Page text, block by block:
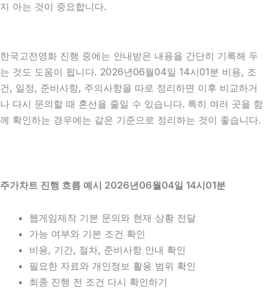
지 아는 것이 중요합니다.
한국고전영화 진행 중에는 안내받은 내용을 간단히 기록해 두
는 것도 도움이 됩니다. 2026년06월04일 14시01분 비용, 조
건, 일정, 준비사항, 주의사항을 따로 정리하면 이후 비교하거
나 다시 문의할 때 혼선을 줄일 수 있습니다. 특히 여러 곳을 함
께 확인하는 경우에는 같은 기준으로 정리하는 것이 좋습니다.
주가차트 진행 흐름 예시 2026년06월04일 14시01분
웹게임제작 기본 문의와 현재 상황 전달
가능 여부와 기본 조건 확인
비용, 기간, 절차, 준비사항 안내 확인
필요한 자료와 개인정보 활용 범위 확인
최종 진행 전 조건 다시 확인하기